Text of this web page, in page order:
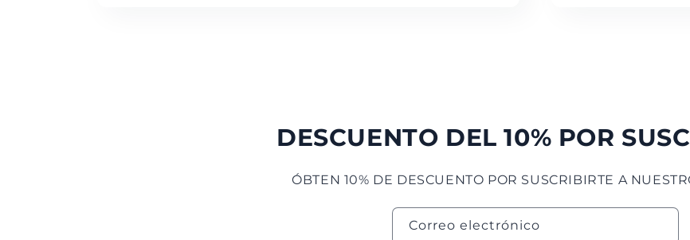
DESCUENTO DEL 10% POR
ÓBTEN 10% DE DESCUENTO POR SUSCRIBIRTE A
Correo electrónico